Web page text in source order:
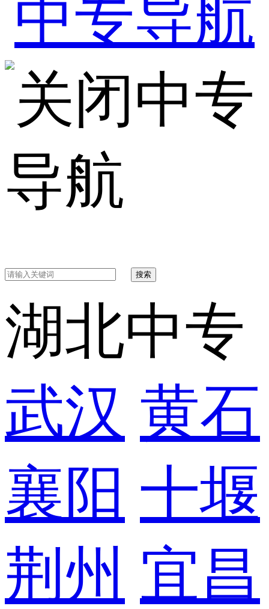
中专
导航
搜索
湖北中专
武汉 黄石
襄阳 十堰
荆州 宜昌